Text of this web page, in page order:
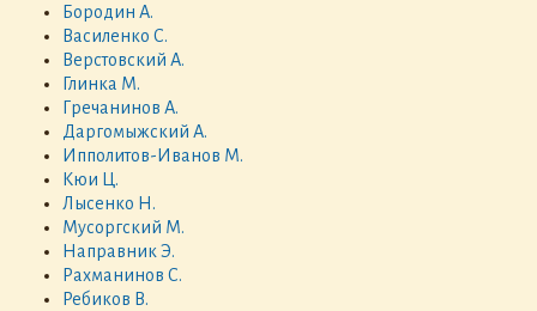
Бородин А.
Василенко С.
Верстовский А.
Глинка М.
Гречанинов А.
Даргомыжский А.
Ипполитов-Иванов М.
Кюи Ц.
Лысенко Н.
Мусоргский М.
Направник Э.
Рахманинов С.
Ребиков В.